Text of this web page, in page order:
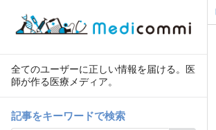
全てのユーザーに正しい情報を届ける。医
師が作る医療メディア。
記事をキーワードで検索